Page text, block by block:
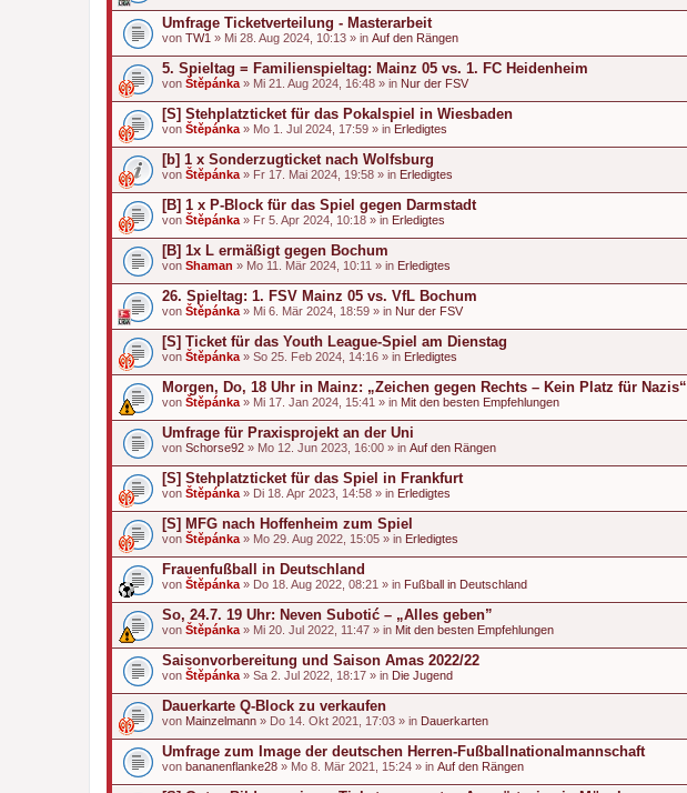
Umfrage Ticketverteilung - Masterarbeit
von TW1 » Mi 28. Aug 2024, 10:13 » in Auf den Rängen
5. Spieltag = Familienspieltag: Mainz 05 vs. 1. FC Heidenheim
von Štěpánka » Mi 21. Aug 2024, 16:48 » in Nur der FSV
[S] Stehplatzticket für das Pokalspiel in Wiesbaden
von Štěpánka » Mo 1. Jul 2024, 17:59 » in Erledigtes
[b] 1 x Sonderzugticket nach Wolfsburg
von Štěpánka » Fr 17. Mai 2024, 19:58 » in Erledigtes
[B] 1 x P-Block für das Spiel gegen Darmstadt
von Štěpánka » Fr 5. Apr 2024, 10:18 » in Erledigtes
[B] 1x L ermäßigt gegen Bochum
von Shaman » Mo 11. Mär 2024, 10:11 » in Erledigtes
26. Spieltag: 1. FSV Mainz 05 vs. VfL Bochum
von Štěpánka » Mi 6. Mär 2024, 18:59 » in Nur der FSV
[S] Ticket für das Youth League-Spiel am Dienstag
von Štěpánka » So 25. Feb 2024, 14:16 » in Erledigtes
Morgen, Do, 18 Uhr in Mainz: „Zeichen gegen Rechts – Kein Platz für Nazis“
von Štěpánka » Mi 17. Jan 2024, 15:41 » in Mit den besten Empfehlungen
Umfrage für Praxisprojekt an der Uni
von Schorse92 » Mo 12. Jun 2023, 16:00 » in Auf den Rängen
[S] Stehplatzticket für das Spiel in Frankfurt
von Štěpánka » Di 18. Apr 2023, 14:58 » in Erledigtes
[S] MFG nach Hoffenheim zum Spiel
von Štěpánka » Mo 29. Aug 2022, 15:05 » in Erledigtes
Frauenfußball in Deutschland
von Štěpánka » Do 18. Aug 2022, 08:21 » in Fußball in Deutschland
So, 24.7. 19 Uhr: Neven Subotić – „Alles geben”
von Štěpánka » Mi 20. Jul 2022, 11:47 » in Mit den besten Empfehlungen
Saisonvorbereitung und Saison Amas 2022/22
von Štěpánka » Sa 2. Jul 2022, 18:17 » in Die Jugend
Dauerkarte Q-Block zu verkaufen
von Mainzelmann » Do 14. Okt 2021, 17:03 » in Dauerkarten
Umfrage zum Image der deutschen Herren-Fußballnationalmannschaft
von bananenflanke28 » Mo 8. Mär 2021, 15:24 » in Auf den Rängen